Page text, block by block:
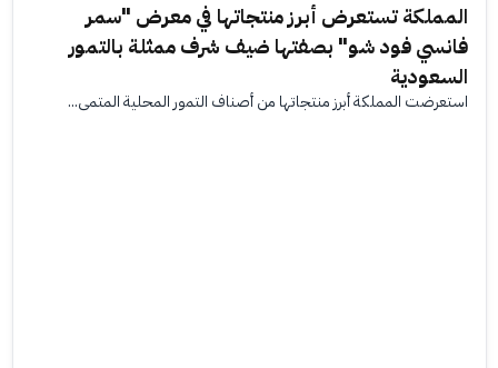
المملكة تستعرض أبرز منتجاتها في معرض "سمر
فانسي فود شو" بصفتها ضيف شرف ممثلة بالتمور
السعودية
استعرضت المملكة أبرز منتجاتها من أصناف التمور المحلية المتمي...